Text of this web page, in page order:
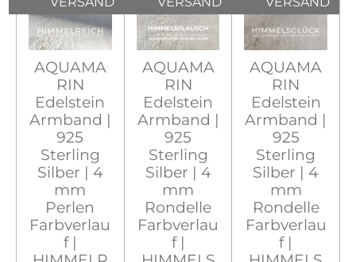
AQUAMA
RIN
Edelstein
Armband |
925
Sterling
Silber | 4
mm
Perlen
Farbverlau
f |
AQUAMA
RIN
Edelstein
Armband |
925
Sterling
Silber | 4
mm
Rondelle
Farbverlau
f |
AQUAMA
RIN
Edelstein
Armband |
925
Sterling
Silber | 4
mm
Rondelle
Farbverlau
f |